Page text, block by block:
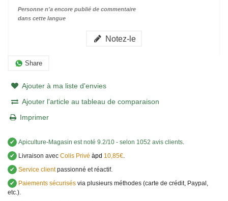
Personne n'a encore publié de commentaire
dans cette langue
Notez-le
Share
Ajouter à ma liste d'envies
Ajouter l'article au tableau de comparaison
Imprimer
✔ Apiculture-Magasin est noté 9.2/10 - selon 1052 avis clients.
✔
Livraison avec Colis Privé àpd 10,85€.
✔ Service clientpassionné et réactif.
✔
Paiements sécurisés via plusieurs méthodes (carte de crédit, Paypal,
etc.).